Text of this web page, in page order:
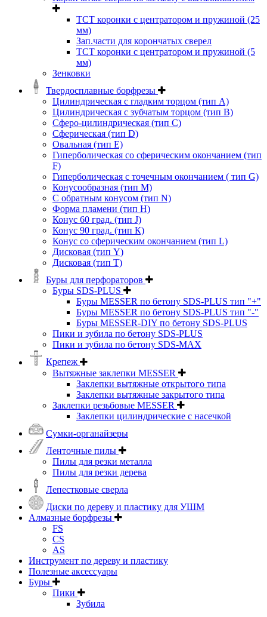
ТСТ коронки с центратором и пружиной (25
мм)
Зап.части для корончатых сверел
ТСТ коронки с центратором и пружиной (5
мм)
Зенковки
Твердосплавные борфрезы
Цилиндрическая с гладким торцом (тип А)
Цилиндрическая с зубчатым торцом (тип В)
Сферо-цилиндрическая (тип С)
Сферическая (тип D)
Овальная (тип Е)
Гиперболическая со сферическим окончанием (тип
F)
Гиперболическая с точечным окончанием ( тип G)
Конусообразная (тип М)
C обратным конусом (тип N)
Форма пламени (тип H)
Конус 60 град. (тип J)
Конус 90 град. (тип К)
Конус со сферическим окончанием (тип L)
Дисковая (тип Y)
Дисковая (тип Т)
Буры для перфораторов
Буры SDS-PLUS
Буры MESSER по бетону SDS-PLUS тип "+"
Буры MESSER по бетону SDS-PLUS тип "-"
Буры MESSER-DIY по бетону SDS-PLUS
Пики и зубила по бетону SDS-PLUS
Пики и зубила по бетону SDS-MAX
Крепеж
Вытяжные заклепки MESSER
Заклепки вытяжные открытого типа
Заклепки вытяжные закрытого типа
Заклепки резьбовые MESSER
Заклепки цилиндрические с насечкой
Сумки-органайзеры
Ленточные пилы
Пилы для резки металла
Пилы для резки дерева
Лепестковые сверла
Диски по дереву и пластику для УШМ
Алмазные борфрезы
FS
CS
AS
Инструмент по дереву и пластику
Полезные аксессуары
Буры
Пики
Зубила